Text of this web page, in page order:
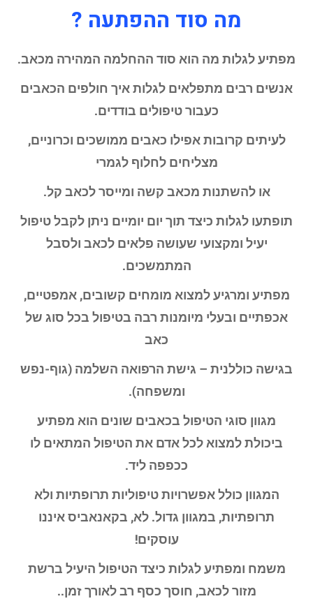
מה סוד ההפתעה ?
מפתיע לגלות מה הוא סוד ההחלמה המהירה מכאב.
אנשים רבים מתפלאים לגלות איך חולפים הכאבים
כעבור טיפולים בודדים.
לעיתים קרובות אפילו כאבים ממושכים וכרוניים,
מצליחים לחלוף לגמרי
או להשתנות מכאב קשה ומייסר לכאב קל.
תופתעו לגלות כיצד תוך יום יומיים ניתן לקבל טיפול
יעיל ומקצועי שעושה פלאים לכאב ולסבל
המתמשכים.
מפתיע ומרגיע למצוא מומחים קשובים, אמפטיים,
אכפתיים ובעלי מיומנות רבה בטיפול בכל סוג של
כאב
בגישה כוללנית – גישת הרפואה השלמה (גוף-נפש
ומשפחה).
מגוון סוגי הטיפול בכאבים שונים הוא מפתיע
ביכולת למצוא לכל אדם את הטיפול המתאים לו
ככפפה ליד.
המגוון כולל אפשרויות טיפוליות תרופתיות ולא
תרופתיות, במגוון גדול. לא, בקאנאביס איננו
עוסקים!
משמח ומפתיע לגלות כיצד הטיפול היעיל ברשת
מזור לכאב, חוסך כסף רב לאורך זמן..